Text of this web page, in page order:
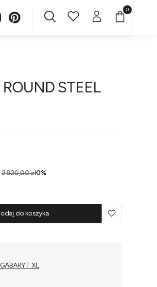
Produkty w
STEEL
2 920,00 zł0%
do koszyka
XL